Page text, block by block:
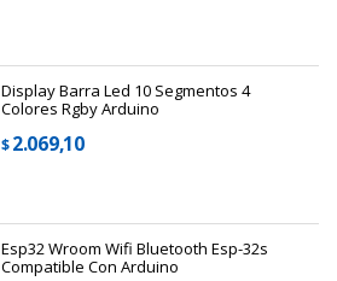
Display Barra Led 10 Segmentos 4
Colores Rgby Arduino
$2.069,10
Esp32 Wroom Wifi Bluetooth Esp-32s
Compatible Con Arduino